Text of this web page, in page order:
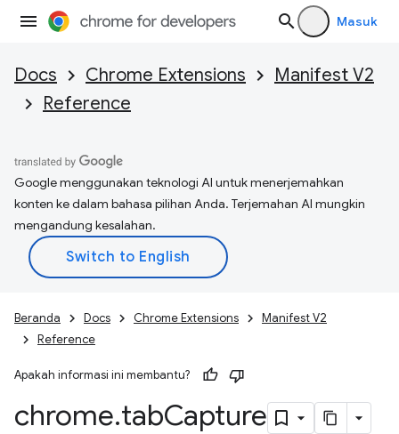
Masuk
Docs Chrome Extensions
Manifest V2
Reference
Google menggunakan teknologi AI untuk menerjemahkan
konten ke dalam bahasa pilihan Anda. Terjemahan AI mungkin
mengandung kesalahan.
Beranda Docs Chrome Extensions
Manifest V2
Reference
Apakah informasi ini membantu?
chrome.tabCapture